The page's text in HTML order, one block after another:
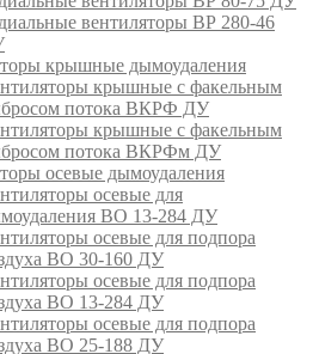
вентиляторы ВР 280-46
крышные дымоудаления
крышные с факельным
потока ВКРФ ДУ
крышные с факельным
потока ВКРФм ДУ
осевые дымоудаления
осевые для
ВО 13-284 ДУ
осевые для подпора
ВО 30-160 ДУ
осевые для подпора
ВО 13-284 ДУ
осевые для подпора
ВО 25-188 ДУ